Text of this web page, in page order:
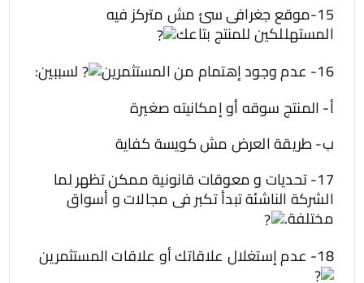
15-موقع جغرافى سئ مش متركز فيه
المستهللكين للمنتج بتاعك
16- عدم وجود إهتمام من المستثمرين
لسببين:
أ- المنتج سوقه أو إمكانيته صغيرة
ب- طريقة العرض مش كويسة كفاية
17- تحديات و معوقات قانونية ممكن تظهر لما
الشركة الناشئة تبدأ تكبر فى مجالات و أسواق
مختلفة.
18- عدم إستغلال علاقاتك أو علاقات المستثمرين